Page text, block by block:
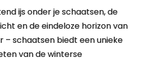
ijs onder je schaatsen, de
en de eindeloze horizon van
– schaatsen biedt een unieke
van de winterse